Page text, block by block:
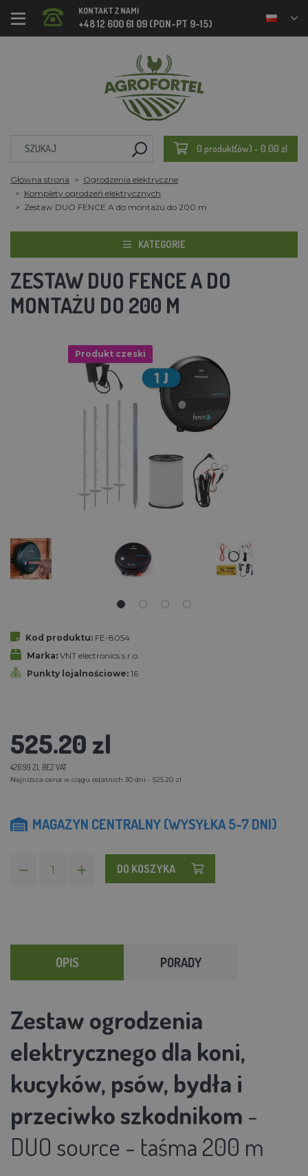
KONTAKT Z NAMI
+48 12 600 61 09 (PON-PT 9-15)
0 produkt(ów) - 0.00 zl
Główna strona
Ogrodzenia elektryczne
Komplety ogrodzeń elektrycznych
Zestaw DUO FENCE A do montażu do 200 m
KATEGORIE
ZESTAW DUO FENCE A DO
MONTAŻU DO 200 M
Produkt czeski
Kod produktu: FE-8054
Marka: VNT electronics s.r.o.
Punkty lojalnościowe: 16
525.20 zl
426.99 ZL BEZ VAT
Najniższa cena w ciągu ostatnich 30 dni - 525.20 zl
MAGAZYN CENTRALNY (WYSYŁKA 5-7 DNI)
DO KOSZYKA
OPIS PORADY
Zestaw ogrodzenia
elektrycznego dla koni,
kucyków, psów, bydła i
przeciwko szkodnikom -
DUO source - taśma 200 m